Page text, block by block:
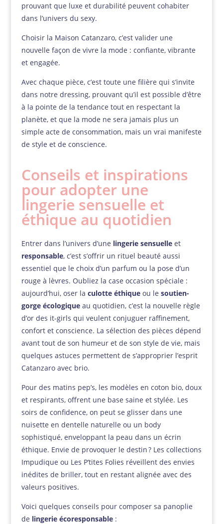
prouvant que luxe et durabilité peuvent cohabiter
dans l’univers du sexy.
Choisir la Maison Catanzaro, c’est valider une
nouvelle façon de vivre la mode : confiante, vibrante
et engagée.
Avec chaque pièce, c’est toute une filière qui s’invite
dans notre dressing, prouvant qu’il est possible d’être
à la pointe de la tendance tout en respectant la
planète, et que la mode ne sera jamais plus un
simple acte de consommation, mais un vrai manifeste
de style et de conscience.
Conseils et inspirations
pour adopter une
lingerie sensuelle et
éthique au quotidien
Entrer dans l’univers d’une lingerie sensuelleet
responsable, c’est s’offrir un rituel beauté aussi
essentiel que le choix d’un parfum ou la pose d’un
rouge à lèvres. Oubliez la case occasion spéciale :
aujourd’hui, oser la culotte éthiqueou le soutien-
gorge écologiqueau quotidien, c’est la nouvelle règle
d’or des it-girls qui veulent conjuguer raffinement,
confort et conscience. La sélection des pièces dépend
avant tout de son humeur et de son style de vie, mais
quelques astuces permettent de s’approprier l’esprit
Catanzaro avec brio.
Pour des matins pep’s, les modèles en coton bio, doux
et respirants, offrent une base saine et stylée. Les
soirs de confidence, on peut se glisser dans une
nuisette en dentelle naturelle ou un body
sophistiqué, enveloppant la peau dans un écrin
éthique. Envie de provoquer le destin ? Les collections
Impudique ou Les P’tites Folies réveillent des envies
inédites de briller, tout en restant alignée avec des
valeurs positives.
Voici quelques conseils pour composer sa panoplie
de lingerie écoresponsable: